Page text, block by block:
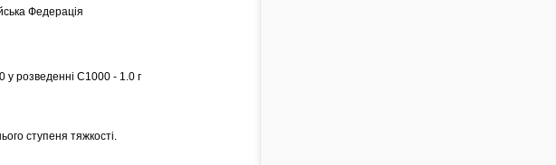
Федерація
у розведенні С1000 - 1.0 г
ступеня тяжкості.